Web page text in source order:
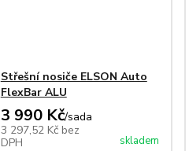
Střešní nosiče ELSON Auto
FlexBar ALU
3 990 Kč/sada
3 297,52 Kč bez
DPH
skladem